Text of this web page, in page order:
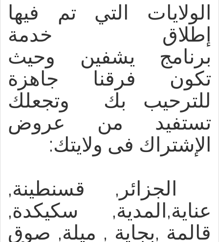
الولايات التي تم فيها
إطلاق خدمة
برنامج يشفين وحيث
تكون فرقنا جاهزة
للترحيب بك وتجعلك
تستفيد من عروض
الإشتراك فى ولايتك:
الجزائر, قسنطينة,
عناية,المدية, سكيكدة,
قالمة ,بجاية , ميلة, صوق